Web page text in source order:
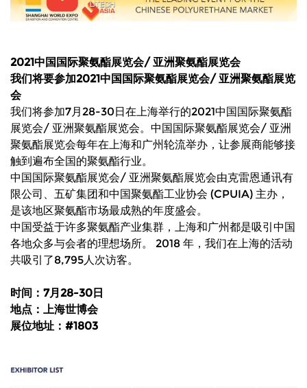
2021中国国际聚氨酯展览会/ 亚洲聚氨酯展览会
我们将要参加2021中国国际聚氨酯展览会/ 亚洲聚氨酯展览
会
我们将参加7月28-30日在上海举行的2021中国国际聚氨酯
展览会/ 亚洲聚氨酯展览会。中国国际聚氨酯展览会/ 亚洲
聚氨酯展览会每年在上海和广州轮流举办，让参展商能够接
触到遍布全国的聚氨酯行业。
中国国际聚氨酯展览会/ 亚洲聚氨酯展览会由克雷恩通讯有
限公司、五矿集团和中国聚氨酯工业协会 (CPUIA) 主办，
是该地区聚氨酯市场最成熟的年度盛会。
中国受益于许多聚氨酯产业集群，上海和广州都是吸引中国
各地众多与会者的理想场所。 2018 年，我们在上海的活动
共吸引了8,795人次访客。
时间：7月28-30日
地点：上海世博会
展位地址：#1803